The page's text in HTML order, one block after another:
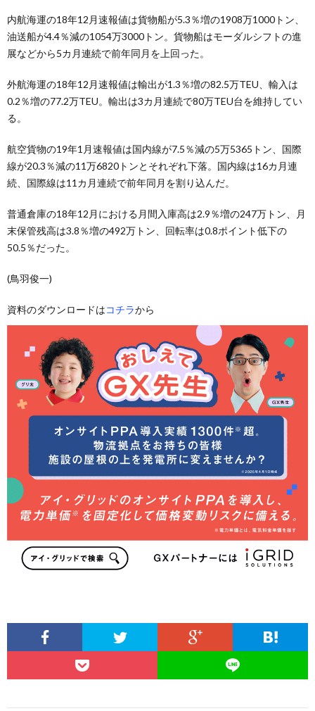
内航海運の18年12月速報値は貨物船が5.3％増の1908万1000トン、
油送船が4.4％減の1054万3000トン。貨物船はモーダルシフトの進
展などから5カ月連続で前年同月を上回った。
外航海運の18年12月速報値は輸出が1.3％増の82.5万TEU、輸入は
0.2％増の77.2万TEU。輸出は3カ月連続で80万TEU台を維持してい
る。
航空貨物の19年1月速報値は国内線が7.5％減の5万5365トン、国際
線が20.3％減の11万6820トンとそれぞれ下落。国内線は16カ月連
続、国際線は11カ月連続で前年同月を割り込んだ。
普通倉庫の18年12月における月間入庫高は2.9％増の247万トン、月
末保管残高は3.8％増の492万トン、回転率は0.8ポイント低下の
50.5％だった。
(鳥羽俊一)
資料のダウンロードはコチラから